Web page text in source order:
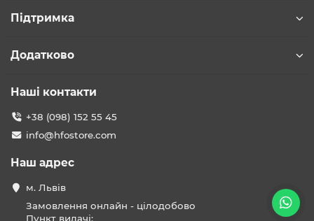
Підтримка
Додатково
Наші контакти
+38 (098) 152 55 45
info@hfostore.com
Наш адрес
м. Львів
Замовлення онлайн - цілодобово
Пункт видачі: